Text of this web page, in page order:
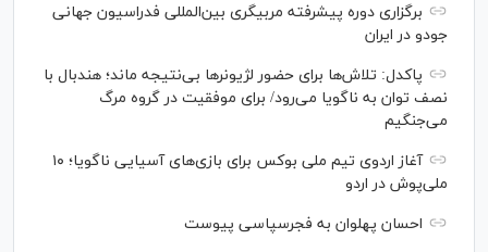
برگزاری دوره پیشرفته مربیگری بین‌المللی فدراسیون جهانی
جودو در ایران
پاکدل: تلاش‌ها برای حضور لژیونر‌ها بی‌نتیجه ماند؛ هندبال با
نصف توان به ناگویا می‌رود/ برای موفقیت در گروه مرگ
می‌جنگیم
آغاز اردوی تیم ملی بوکس برای بازی‌های آسیایی ناگویا؛ ۱۰
ملی‌پوش در اردو
احسان پهلوان به فجرسپاسی پیوست